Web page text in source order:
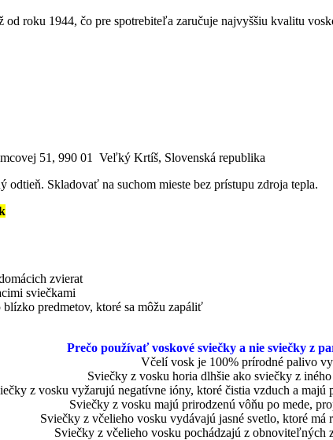
od roku 1944, čo pre spotrebiteľa zaručuje najvyššiu kvalitu
51, 990 01 Veľký Krtíš, Slovenská republika
odtieň. Skladovať na suchom mieste bez prístupu zdroja tepla.
zvierat
sviečkami
predmetov, ktoré sa môžu zapáliť
Prečo používať voskové sviečky a nie sviečky z
Včelí vosk je 100% prírodné palivo
Sviečky z vosku horia dlhšie ako sviečky z
z vosku vyžarujú negatívne ióny, ktoré čistia vzduch a majú
Sviečky z vosku majú prirodzenú vôňu po mede,
Sviečky z včelieho vosku vydávajú jasné svetlo, ktoré má
Sviečky z včelieho vosku pochádzajú z obnoviteľných